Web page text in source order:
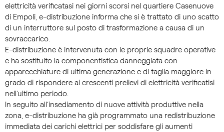
elettricità verificatasi nei giorni scorsi nel quartiere Casenuove
di Empoli, e-distribuzione informa che si è trattato di uno scatto
di un interruttore sul posto di trasformazione a causa di un
sovraccarico.
E-distribuzione è intervenuta con le proprie squadre operative
e ha sostituito la componentistica danneggiata con
apparecchiature di ultima generazione e di taglia maggiore in
grado di rispondere ai crescenti prelievi di elettricità verificatisi
nell’ultimo periodo.
In seguito all’insediamento di nuove attività produttive nella
zona, e-distribuzione ha già programmato una redistribuzione
immediata dei carichi elettrici per soddisfare gli aumenti